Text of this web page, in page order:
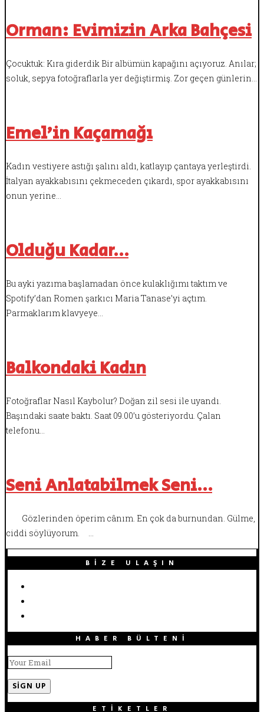
Orman: Evimizin Arka Bahçesi
Çocuktuk: Kıra giderdik Bir albümün kapağını açıyoruz. Anılar;
soluk, sepya fotoğraflarla yer değiştirmiş. Zor geçen günlerin…
Emel’in Kaçamağı
Kadın vestiyere astığı şalını aldı, katlayıp çantaya yerleştirdi.
İtalyan ayakkabısını çekmeceden çıkardı, spor ayakkabısını
onun yerine…
Olduğu Kadar…
Bu ayki yazıma başlamadan önce kulaklığımı taktım ve
Spotify’dan Romen şarkıcı Maria Tanase’yi açtım.
Parmaklarım klavyeye…
Balkondaki Kadın
Fotoğraflar Nasıl Kaybolur? Doğan zil sesi ile uyandı.
Başındaki saate baktı. Saat 09.00’u gösteriyordu. Çalan
telefonu…
Seni Anlatabilmek Seni…
Gözlerinden öperim cânım. En çok da burnundan. Gülme,
ciddi söylüyorum. …
BIZE ULAŞIN
HABER BÜLTENI
ETIKETLER